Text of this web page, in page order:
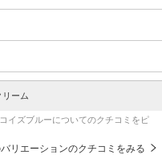
リーム
イズブルーについてのクチコミをピ
リエーションのクチコミをみる